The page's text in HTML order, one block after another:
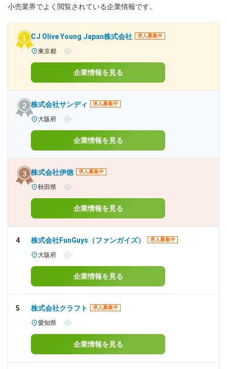
小売業界でよく閲覧されている企業情報です。
CJ Olive Young Japan株式会社 求人募集中
東京都 -
企業情報を見る
株式会社サンディ 求人募集中
大阪府 -
企業情報を見る
株式会社伊徳 求人募集中
秋田県 -
企業情報を見る
4 株式会社FunGuys（ファンガイズ） 求人募集中
大阪府 -
企業情報を見る
5 株式会社クラフト 求人募集中
愛知県 -
企業情報を見る